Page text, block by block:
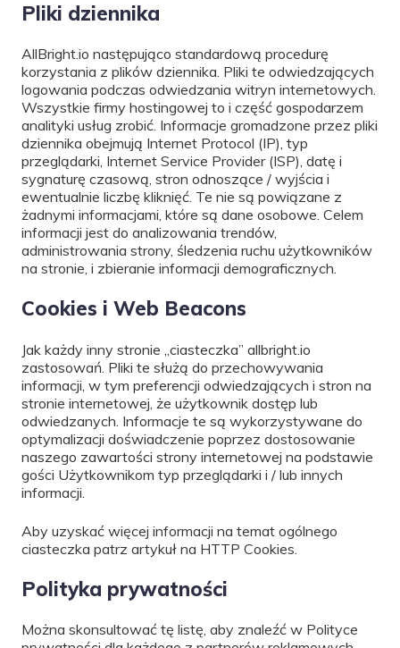
Pliki dziennika
AllBright.io następująco standardową procedurę
korzystania z plików dziennika. Pliki te odwiedzających
logowania podczas odwiedzania witryn internetowych.
Wszystkie firmy hostingowej to i część gospodarzem
analityki usług zrobić. Informacje gromadzone przez pliki
dziennika obejmują Internet Protocol (IP), typ
przeglądarki, Internet Service Provider (ISP), datę i
sygnaturę czasową, stron odnoszące / wyjścia i
ewentualnie liczbę kliknięć. Te nie są powiązane z
żadnymi informacjami, które są dane osobowe. Celem
informacji jest do analizowania trendów,
administrowania strony, śledzenia ruchu użytkowników
na stronie, i zbieranie informacji demograficznych.
Cookies i Web Beacons
Jak każdy inny stronie „ciasteczka” allbright.io
zastosowań. Pliki te służą do przechowywania
informacji, w tym preferencji odwiedzających i stron na
stronie internetowej, że użytkownik dostęp lub
odwiedzanych. Informacje te są wykorzystywane do
optymalizacji doświadczenie poprzez dostosowanie
naszego zawartości strony internetowej na podstawie
gości Użytkownikom typ przeglądarki i / lub innych
informacji.
Aby uzyskać więcej informacji na temat ogólnego
ciasteczka patrz artykuł na HTTP Cookies.
Polityka prywatności
Można skonsultować tę listę, aby znaleźć w Polityce